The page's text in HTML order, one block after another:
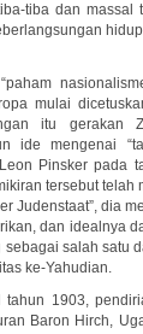
tiba dan massal
mulai
itu gerakan
ide mengenai
Pinsker pada
tersebut
Judenstaat”, dia
dan idealnya
salah satu
ke-Yahudian.
tahun 1903,
Baron Hirch,